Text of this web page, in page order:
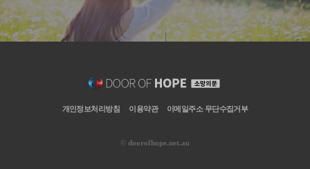
개인정보처리방침 이용약관 이메일주소 무단수집거부
© doorofhope.net.au